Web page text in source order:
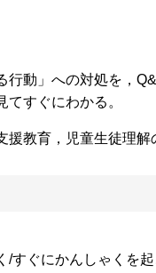
行動」への対処を，
すぐにわかる。
教育，児童生徒理解
/すぐにかんしゃくを